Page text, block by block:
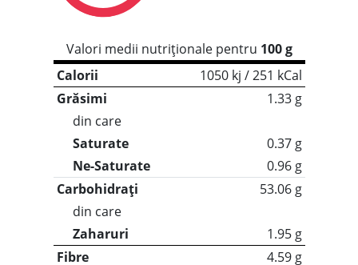
Valori medii nutriționale pentru 100 g
Calorii
1050 kj / 251 kCal
Grăsimi
1.33 g
din care
Saturate
0.37 g
Ne-Saturate
0.96 g
Carbohidrați
53.06 g
din care
Zaharuri
1.95 g
Fibre
4.59 g